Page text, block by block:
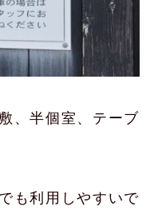
、半個室、テーブ
も利用しやすいで